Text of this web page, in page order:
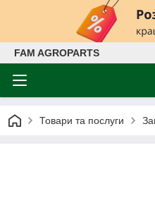
FAM AGROPARTS
Товари та послуги